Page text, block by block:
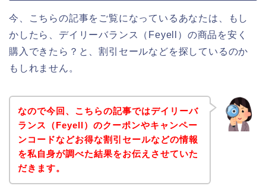
今、こちらの記事をご覧になっているあなたは、もし
かしたら、デイリーバランス（Feyell）の商品を安く
購入できたら？と、割引セールなどを探しているのか
もしれません。
なので今回、こちらの記事ではデイリーバ
ランス（Feyell）のクーポンやキャンペー
ンコードなどお得な割引セールなどの情報
を私自身が調べた結果をお伝えさせていた
だきます。